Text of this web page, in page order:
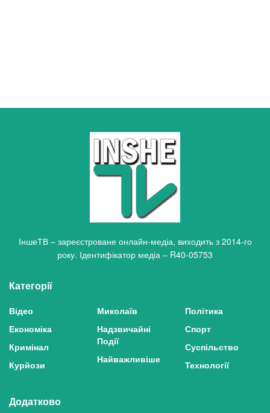
ІншеТВ – зареєстроване онлайн-медіа, виходить з 2014-го
року. Ідентифікатор медіа – R40-05753
Категорії
Відео
Економіка
Кримінал
Курйози
Миколаїв
Надзвичайні
Події
Найважливіше
Політика
Спорт
Суспільство
Технології
Додатково